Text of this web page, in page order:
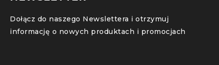
Dołącz do naszego Newslettera i otrzymuj
informację o nowych produktach i promocjach